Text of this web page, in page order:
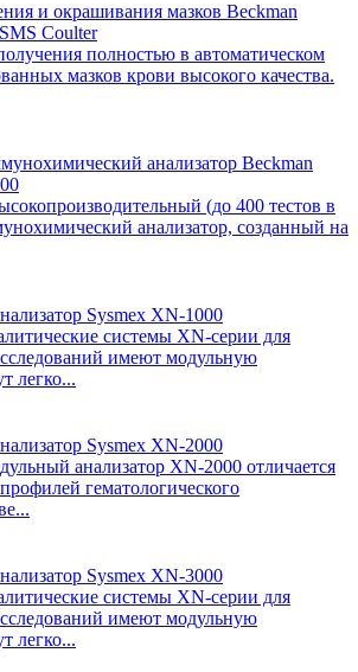
и окрашивания мазков Beckman
Coulter
полностью в автоматическом
мазков крови высокого качества.
анализатор Beckman
(до 400 тестов в
анализатор, созданный на
Sysmex XN-1000
системы ХN-серии для
имеют модульную
легко...
Sysmex XN-2000
анализатор XN-2000 отличается
гематологического
Sysmex XN-3000
системы ХN-серии для
имеют модульную
легко...